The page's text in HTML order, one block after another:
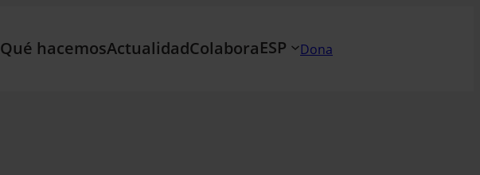
Qué hacemosActualidadColaboraESP Dona